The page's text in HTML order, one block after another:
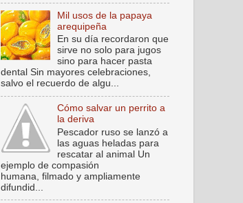
Mil usos de la papaya
arequipeña
En su día recordaron que
sirve no solo para jugos
sino para hacer pasta
dental Sin mayores celebraciones,
salvo el recuerdo de algu...
Cómo salvar un perrito a
la deriva
Pescador ruso se lanzó a
las aguas heladas para
rescatar al animal Un
ejemplo de compasión
humana, filmado y ampliamente
difundid...